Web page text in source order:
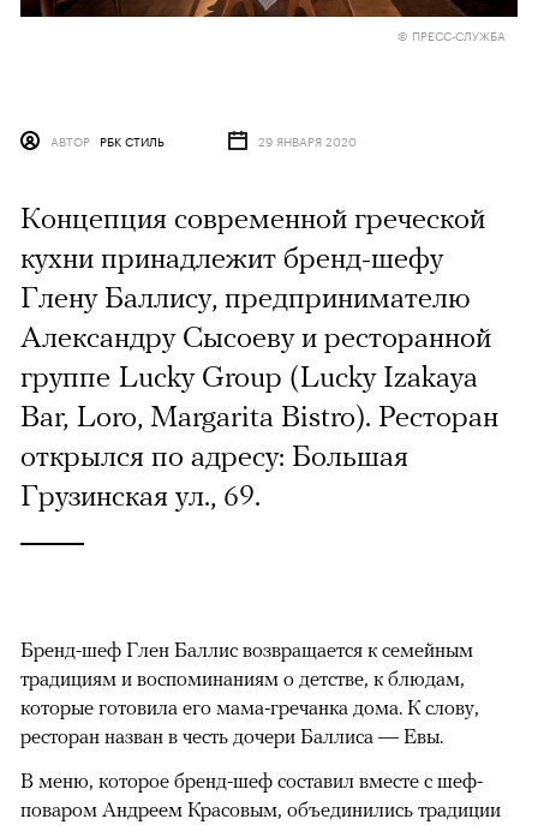
© ПРЕСС-СЛУЖБА
АВТОР РБК СТИЛЬ 29 ЯНВАРЯ 2020
Концепция современной греческой
кухни принадлежит бренд-шефу
Глену Баллису, предпринимателю
Александру Сысоеву и ресторанной
группе Lucky Group (Lucky Izakaya
Bar, Loro, Margarita Bistro). Ресторан
открылся по адресу: Большая
Грузинская ул., 69.
Бренд-шеф Глен Баллис возвращается к семейным
традициям и воспоминаниям о детстве, к блюдам,
которые готовила его мама-гречанка дома. К слову,
ресторан назван в честь дочери Баллиса — Евы.
В меню, которое бренд-шеф составил вместе с шеф-
поваром Андреем Красовым, объединились традиции